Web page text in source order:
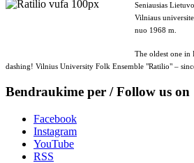
Seniausias
Vilniaus
nuo 1968 m.
The oldest one in
dashing! Vilnius University Folk Ensemble "Ratilio" –
Bendraukime per / Follow us on
Facebook
Instagram
YouTube
RSS